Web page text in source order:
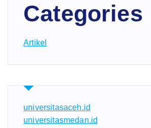
Categories
Artikel
universitasaceh.id
universitasmedan.id